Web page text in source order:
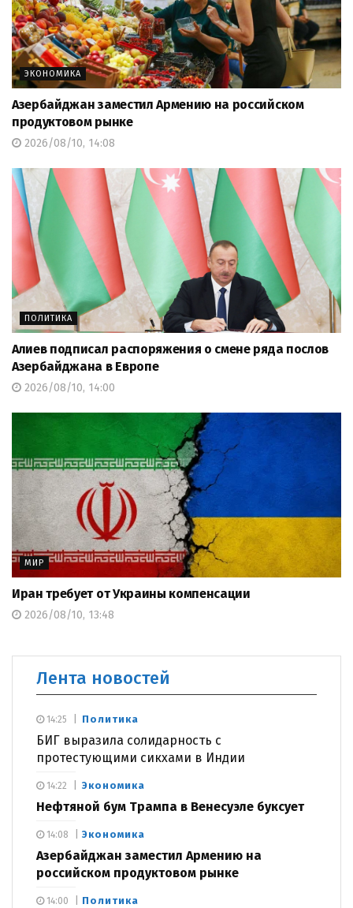
ЭКОНОМИКА
Азербайджан заместил Армению на российском
продуктовом рынке
2026/08/10, 14:08
ПОЛИТИКА
Алиев подписал распоряжения о смене ряда послов
Азербайджана в Европе
2026/08/10, 14:00
МИР
Иран требует от Украины компенсации
2026/08/10, 13:48
Лента новостей
Политика
БИГ выразила солидарность с
протестующими сикхами в Индии
14:25
Экономика
Нефтяной бум Трампа в Венесуэле буксует
14:22
Экономика
Азербайджан заместил Армению на
российском продуктовом рынке
14:08
Политика
14:00